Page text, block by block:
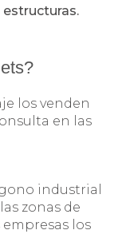
los venden
en las
industrial
zonas de
los